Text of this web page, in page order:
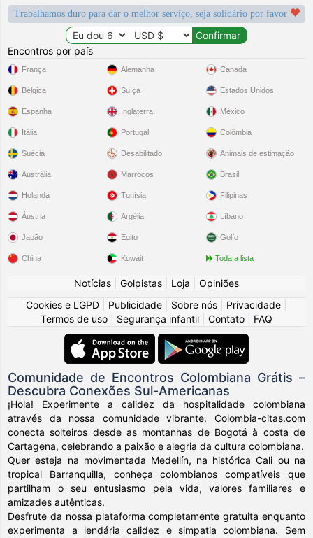
Trabalhamos duro para dar o melhor serviço, seja solidário por favor
Encontros por país
França
Bélgica
Espanha
Itália
Suécia
Alemanha
Suíça
Inglaterra
Portugal
Desabilitado
Canadá
Estados Unidos
México
Colômbia
Animais de estimação
Austrália
Holanda
Áustria
Japão
China
Marrocos
Tunísia
Argélia
Egito
Kuwait
Brasil
Filipinas
Líbano
Golfo
Toda a lista
Notícias Golpistas Loja
Opiniões
Cookies e LGPD
Publicidade Sobre nós Privacidade
Termos de uso
Segurança infantil Contato FAQ
Comunidade de Encontros Colombiana Grátis –
Descubra Conexões Sul-Americanas
¡Hola! Experimente a calidez da hospitalidade colombiana
através da nossa comunidade vibrante. Colombia-citas.com
conecta solteiros desde as montanhas de Bogotá à costa de
Cartagena, celebrando a paixão e alegria da cultura colombiana.
Quer esteja na movimentada Medellín, na histórica Cali ou na
tropical Barranquilla, conheça colombianos compatíveis que
partilham o seu entusiasmo pela vida, valores familiares e
amizades autênticas.
Desfrute da nossa plataforma completamente gratuita enquanto
experimenta a lendária calidez e simpatia colombiana. Sem